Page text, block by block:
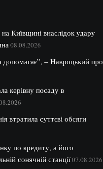
Київщині внаслідок удару
08.08.2026
– Навроцький про
керівну посаду в
втратила суттєві обсяги
по кредиту, а його
сонячній станції07.08.2026